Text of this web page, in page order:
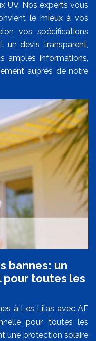
UV. Nos experts vous
le mieux à vos
vos spécifications
un devis transparent,
amples informations,
auprès de notre
bannes: un
toutes les
à Les Lilas avec AF
pour toutes les
une protection solaire